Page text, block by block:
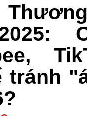
tránh